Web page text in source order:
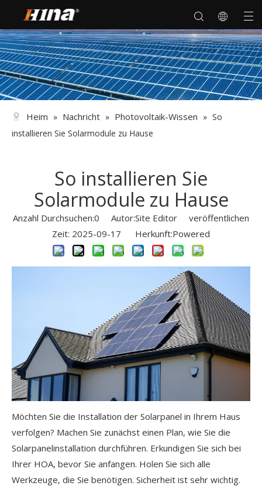
Heim » Nachricht » Photovoltaik-Wissen » So
installieren Sie Solarmodule zu Hause
So installieren Sie
Solarmodule zu Hause
Anzahl Durchsuchen:0 Autor:Site Editor veröffentlichen
Zeit: 2025-09-17 Herkunft:Powered
Möchten Sie die Installation der Solarpanel in Ihrem Haus
verfolgen? Machen Sie zunächst einen Plan, wie Sie die
Solarpanelinstallation durchführen. Erkundigen Sie sich bei
Ihrer HOA, bevor Sie anfangen. Holen Sie sich alle
Werkzeuge, die Sie benötigen. Sicherheit ist sehr wichtig.